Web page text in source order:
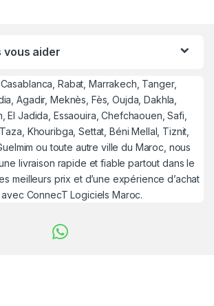
vous aider
Rabat, Marrakech, Tanger,
Agadir, Meknès, Fès, Oujda, Dakhla,
El Jadida, Essaouira, Chefchaouen, Safi,
Khouribga, Settat, Béni Mellal, Tiznit,
ou toute autre ville du Maroc, nous
livraison rapide et fiable partout dans le
meilleurs prix et d’une expérience d’achat
ConnecT Logiciels Maroc.